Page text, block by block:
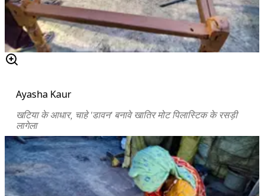
Ayasha Kaur
खटिया के आधार, चाहे'डावन' बनावे खातिर मोट पिलास्टिक के रसड़ी
लागेला